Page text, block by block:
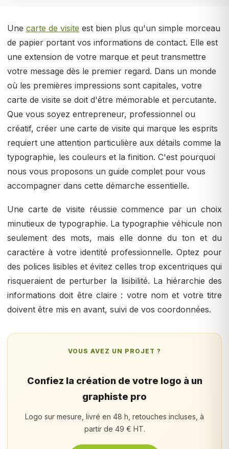
Une carte de visite est bien plus qu'un simple morceau
de papier portant vos informations de contact. Elle est
une extension de votre marque et peut transmettre
votre message dès le premier regard. Dans un monde
où les premières impressions sont capitales, votre
carte de visite se doit d'être mémorable et percutante.
Que vous soyez entrepreneur, professionnel ou
créatif, créer une carte de visite qui marque les esprits
requiert une attention particulière aux détails comme la
typographie, les couleurs et la finition. C'est pourquoi
nous vous proposons un guide complet pour vous
accompagner dans cette démarche essentielle.
Une carte de visite réussie commence par un choix
minutieux de typographie. La typographie véhicule non
seulement des mots, mais elle donne du ton et du
caractère à votre identité professionnelle. Optez pour
des polices lisibles et évitez celles trop excentriques qui
risqueraient de perturber la lisibilité. La hiérarchie des
informations doit être claire : votre nom et votre titre
doivent être mis en avant, suivi de vos coordonnées.
VOUS AVEZ UN PROJET ?
Confiez la création de votre logo à un
graphiste pro
Logo sur mesure, livré en 48 h, retouches incluses, à
partir de 49 € HT.